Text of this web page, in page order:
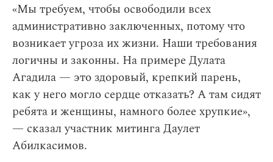
«Мы требуем, чтобы освободили всех
административно заключенных, потому что
возникает угроза их жизни. Наши требования
логичны и законны. На примере Дулата
Агадила — это здоровый, крепкий парень,
как у него могло сердце отказать? А там сидят
ребята и женщины, намного более хрупкие»,
— сказал участник митинга Даулет
Абилкасимов.